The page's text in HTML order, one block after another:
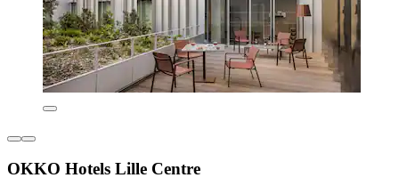
OKKO Hotels Lille Centre